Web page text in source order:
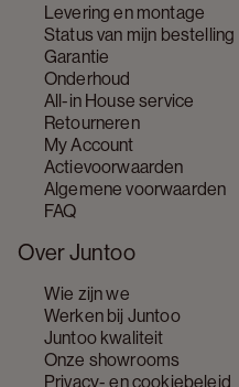
Levering en montage
Status van mijn bestelling
Garantie
Onderhoud
All-in House service
Retourneren
My Account
Actievoorwaarden
Algemene voorwaarden
FAQ
Over Juntoo
Wie zijn we
Werken bij Juntoo
Juntoo kwaliteit
Onze showrooms
Privacy- en cookiebeleid